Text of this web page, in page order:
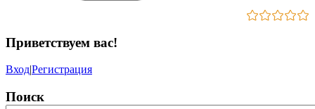
Приветствуем вас!
Вход|Регистрация
Поиск